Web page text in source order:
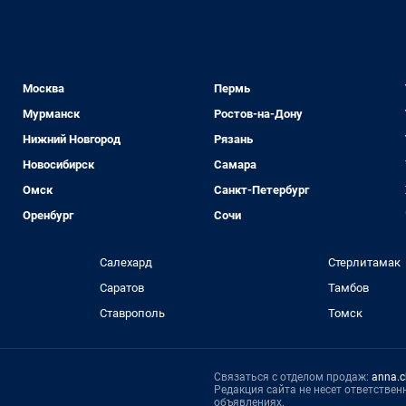
Москва
Мурманск
Нижний Новгород
Новосибирск
Омск
Оренбург
Пермь
Ростов-на-Дону
Рязань
Самара
Санкт-Петербург
Сочи
Салехард
Саратов
Ставрополь
Стерлитамак
Тамбов
Томск
Связаться с отделом продаж:
Редакция сайта не несет
объявлениях.